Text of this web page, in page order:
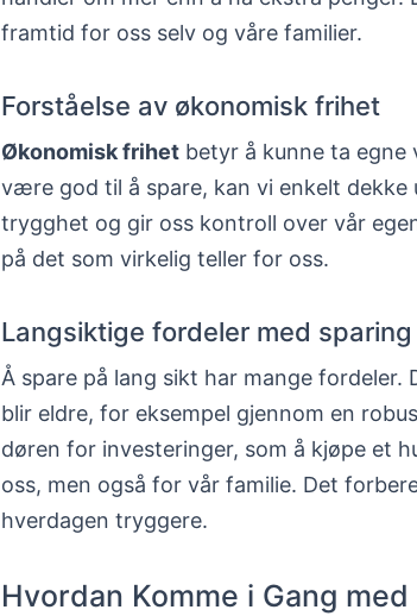
framtid for oss selv og våre familier.
Forståelse av økonomisk frihet
Økonomisk frihet betyr å kunne ta egne
være god til å spare, kan vi enkelt
trygghet og gir oss kontroll over vår
på det som virkelig teller for oss.
Langsiktige fordeler med sparing
Å spare på lang sikt har mange
blir eldre, for eksempel gjennom en
døren for investeringer, som å kjøpe et
oss, men også for vår familie. Det
hverdagen tryggere.
Hvordan Komme i Gang med